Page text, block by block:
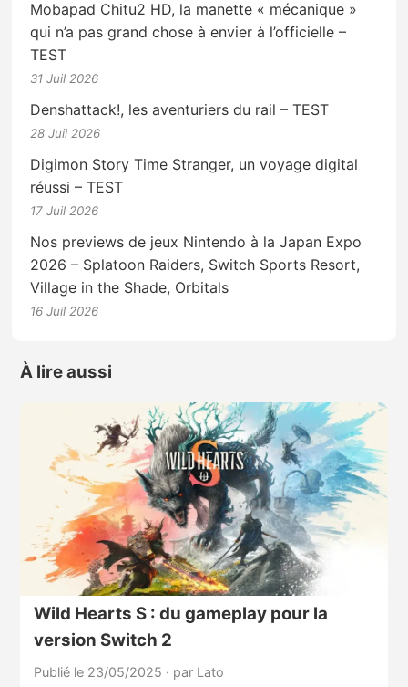
Mobapad Chitu2 HD, la manette « mécanique »
qui n’a pas grand chose à envier à l’officielle –
TEST
31 Juil 2026
Denshattack!, les aventuriers du rail – TEST
28 Juil 2026
Digimon Story Time Stranger, un voyage digital
réussi – TEST
17 Juil 2026
Nos previews de jeux Nintendo à la Japan Expo
2026 – Splatoon Raiders, Switch Sports Resort,
Village in the Shade, Orbitals
16 Juil 2026
À lire aussi
Wild Hearts S : du gameplay pour la
version Switch 2
Publié le 23/05/2025 · par Lato